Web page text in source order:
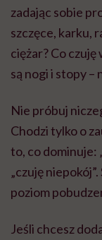
zadając sobie
szczęce, karku,
ciężar? Co czuję
są nogi i stopy –
Nie próbuj
Chodzi tylko o
to, co dominuje:
„czuję
poziom
Jeśli chcesz